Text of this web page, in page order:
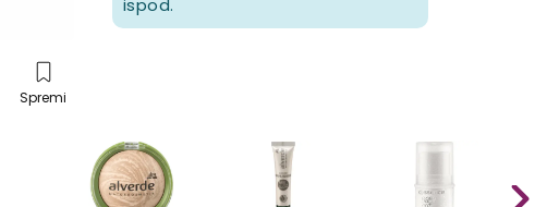
Spremi
ispod.